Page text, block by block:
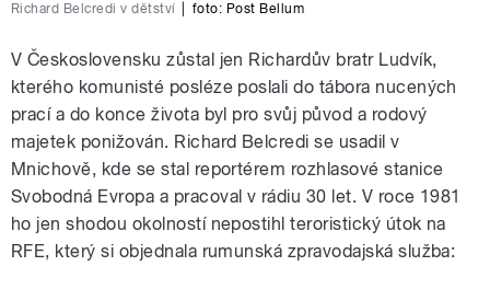
Richard Belcredi v dětství foto: Post Bellum
V Československu zůstal jen Richardův bratr Ludvík,
kterého komunisté posléze poslali do tábora nucených
prací a do konce života byl pro svůj původ a rodový
majetek ponižován. Richard Belcredi se usadil v
Mnichově, kde se stal reportérem rozhlasové stanice
Svobodná Evropa a pracoval v rádiu 30 let. V roce 1981
ho jen shodou okolností nepostihl teroristický útok na
RFE, který si objednala rumunská zpravodajská služba: